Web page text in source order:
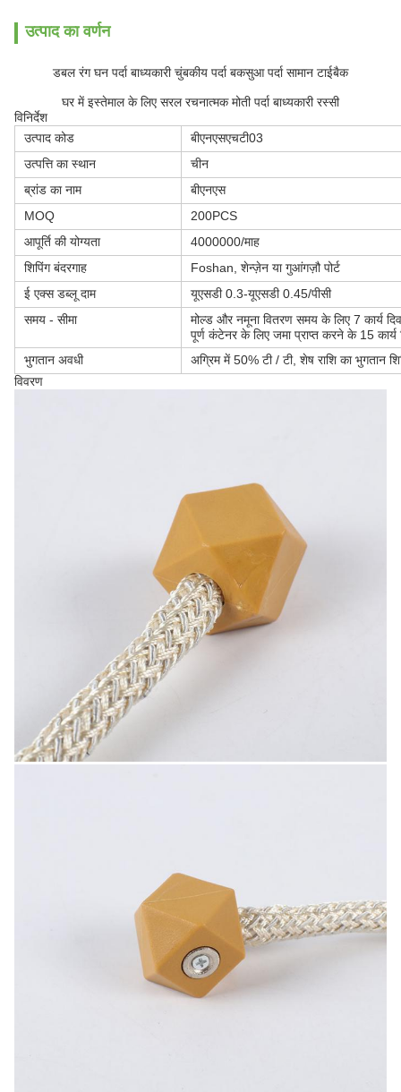
उत्पाद का वर्णन
डबल रंग घन पर्दा बाध्यकारी चुंबकीय पर्दा बकसुआ पर्दा सामान टाईबैक
घर में इस्तेमाल के लिए सरल रचनात्मक मोती पर्दा बाध्यकारी रस्सी
विनिर्देश
उत्पाद कोड
बीएनएसएचटी03
उत्पत्ति का स्थान
चीन
ब्रांड का नाम
बीएनएस
MOQ
200PCS
आपूर्ति की योग्यता
4000000/माह
शिपिंग बंदरगाह
Foshan, शेन्ज़ेन या गुआंगज़ौ पोर्ट
ई एक्स डब्लू दाम
यूएसडी 0.3-यूएसडी 0.45/पीसी
समय - सीमा
मोल्ड और नमूना वितरण समय के लिए 7 कार्य
पूर्ण कंटेनर के लिए जमा प्राप्त करने के 15 कार्य
भुगतान अवधी
अग्रिम में 50% टी / टी, शेष राशि का भुगतान
विवरण